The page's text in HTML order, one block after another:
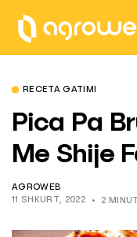
RECETA GATIMI
Pica Pa
Me Shije
AGROWEB
11 SHKURT, 2022
2